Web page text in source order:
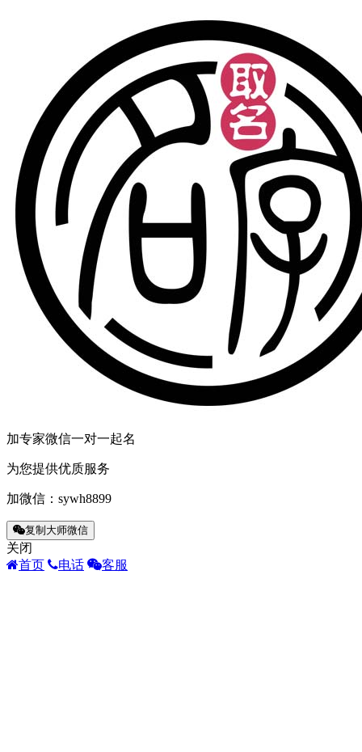
加专家微信一对一起名
为您提供优质服务
加微信： sywh8899
复制大师微信
关闭
首页
电话 客服